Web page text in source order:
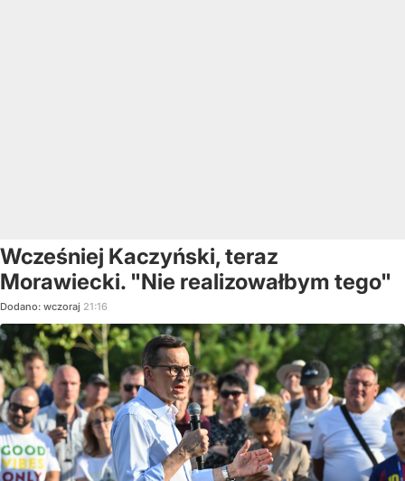
Wcześniej Kaczyński, teraz
Morawiecki. "Nie realizowałbym tego"
Dodano: wczoraj 21:16